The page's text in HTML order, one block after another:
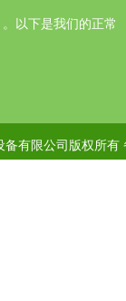
以下是我们的正常
有限公司版权所有